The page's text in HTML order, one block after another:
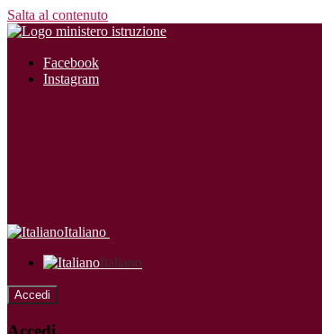
Salta al contenuto
Facebook
Instagram
Italiano
Italiano
Accedi